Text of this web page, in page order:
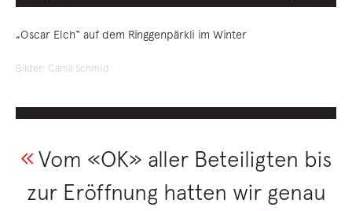
„Oscar Elch“ auf dem Ringgenpärkli im Winter
Bilder: Camil Schmid
Vom «OK» aller Beteiligten bis
zur Eröffnung hatten wir genau